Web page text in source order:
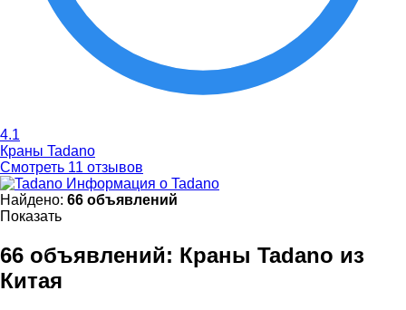
4.1
Краны Tadano
Смотреть 11 отзывов
Информация о Tadano
Найдено: 66 объявлений
Показать
66 объявлений: Краны Tadano из
Китая